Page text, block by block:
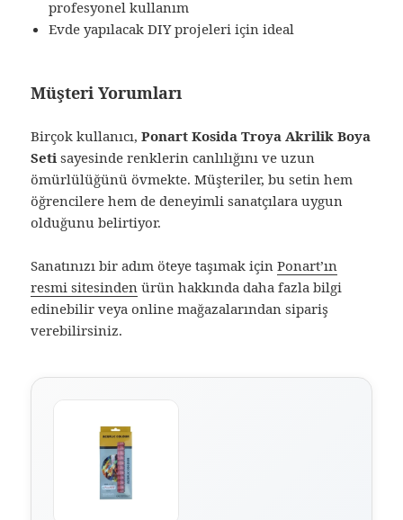
profesyonel kullanım
Evde yapılacak DIY projeleri için ideal
Müşteri Yorumları
Birçok kullanıcı,Ponart Kosida Troya Akrilik Boya
Seti sayesinde renklerin canlılığını ve uzun
ömürlülüğünü övmekte. Müşteriler, bu setin hem
öğrencilere hem de deneyimli sanatçılara uygun
olduğunu belirtiyor.
Sanatınızı bir adım öteye taşımak içinPonart’ın
resmi sitesinden ürün hakkında daha fazla bilgi
edinebilir veya online mağazalarından sipariş
verebilirsiniz.